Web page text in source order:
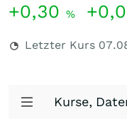
+0,30 %
Letzter Kurs
Kurse,